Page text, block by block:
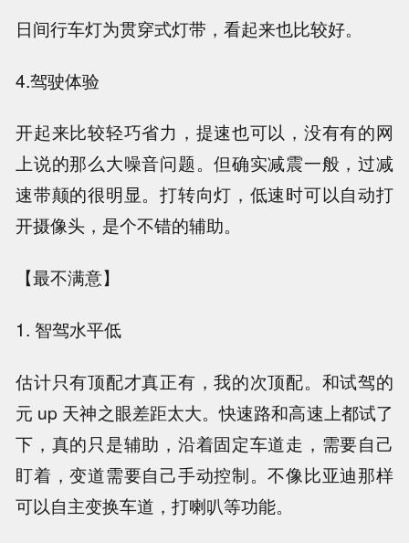
日间行车灯为贯穿式灯带，看起来也比较好。
4.驾驶体验
开起来比较轻巧省力，提速也可以，没有有的网
上说的那么大噪音问题。但确实减震一般，过减
速带颠的很明显。打转向灯，低速时可以自动打
开摄像头，是个不错的辅助。
【最不满意】
1. 智驾水平低
估计只有顶配才真正有，我的次顶配。和试驾的
元 up 天神之眼差距太大。快速路和高速上都试了
下，真的只是辅助，沿着固定车道走，需要自己
盯着，变道需要自己手动控制。不像比亚迪那样
可以自主变换车道，打喇叭等功能。